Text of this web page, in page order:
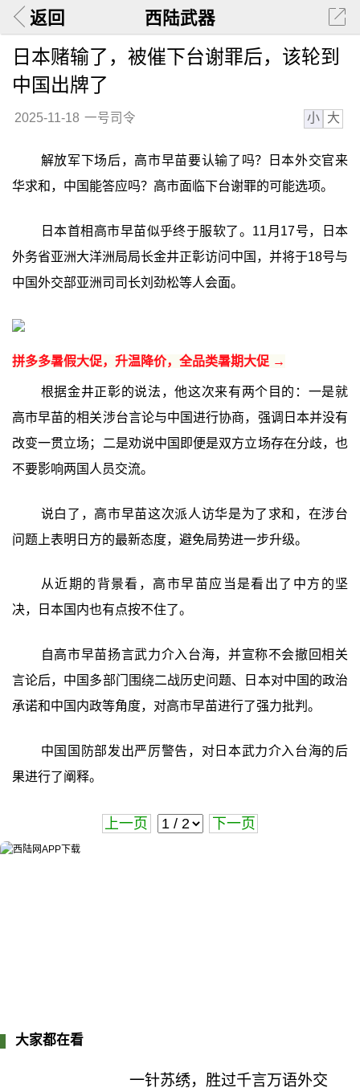
返回 西陆武器
日本赌输了，被催下台谢罪后，该轮到
中国出牌了
2025-11-18 一号司令 小 大
解放军下场后，高市早苗要认输了吗？日本外交官来
华求和，中国能答应吗？高市面临下台谢罪的可能选项。
日本首相高市早苗似乎终于服软了。11月17号，日本
外务省亚洲大洋洲局局长金井正彰访问中国，并将于18号与
中国外交部亚洲司司长刘劲松等人会面。
拼多多暑假大促，升温降价，全品类暑期大促 →
根据金井正彰的说法，他这次来有两个目的：一是就
高市早苗的相关涉台言论与中国进行协商，强调日本并没有
改变一贯立场；二是劝说中国即便是双方立场存在分歧，也
不要影响两国人员交流。
说白了，高市早苗这次派人访华是为了求和，在涉台
问题上表明日方的最新态度，避免局势进一步升级。
从近期的背景看，高市早苗应当是看出了中方的坚
决，日本国内也有点按不住了。
自高市早苗扬言武力介入台海，并宣称不会撤回相关
言论后，中国多部门围绕二战历史问题、日本对中国的政治
承诺和中国内政等角度，对高市早苗进行了强力批判。
中国国防部发出严厉警告，对日本武力介入台海的后
果进行了阐释。
上一页 下一页
大家都在看
一针苏绣，胜过千言万语外交